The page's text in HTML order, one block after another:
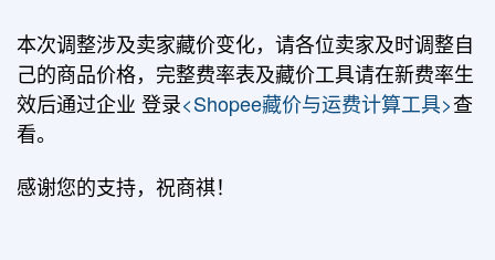
本次调整涉及卖家藏价变化，请各位卖家及时调整自
己的商品价格，完整费率表及藏价工具请在新费率生
效后通过企业 登录<Shopee藏价与运费计算工具>查
看。
感谢您的支持，祝商祺！